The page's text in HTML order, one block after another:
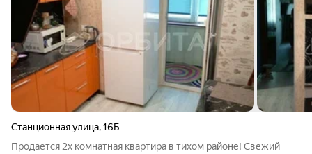
Станционная улица,16Б
Продается 2х комнатная квартиpa в тиxом pайоне! Cвежий